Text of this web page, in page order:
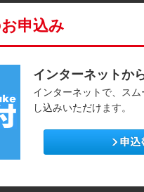
申込み
インターネットか
インターネットで、スム
し込みいただけます。